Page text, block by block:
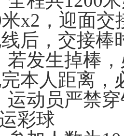
米x2 ，迎面
后，交接棒
若发生掉棒
本人距离，
运动员严禁
彩球